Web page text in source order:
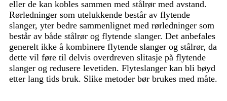
eller de kan kobles sammen med stålrør med avstand.
Rørledninger som utelukkende består av flytende
slanger, yter bedre sammenlignet med rørledninger som
består av både stålrør og flytende slanger. Det anbefales
generelt ikke å kombinere flytende slanger og stålrør, da
dette vil føre til delvis overdreven slitasje på flytende
slanger og redusere levetiden. Flyteslanger kan bli bøyd
etter lang tids bruk. Slike metoder bør brukes med måte.